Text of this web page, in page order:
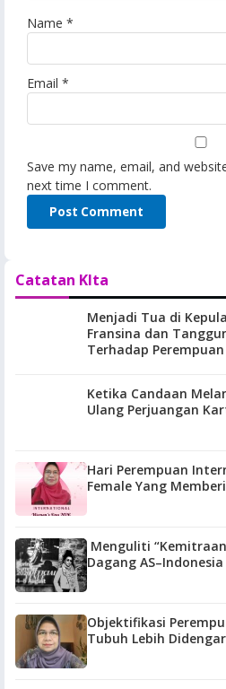
Name *
Email *
Save my name, email, and
next time I comment.
Catatan KIta
Menjadi Tua di
Fransina dan
Terhadap
Ketika Candaan
Ulang Perjuangan
Hari Perempuan
Female Yang
Menguliti
Dagang AS–Indonesia
Objektifikasi
Tubuh Lebih